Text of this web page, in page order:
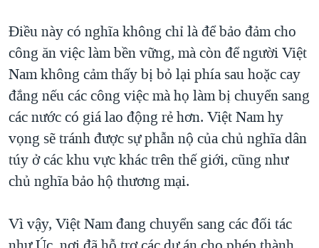
Điều này có nghĩa không chỉ là để bảo đảm cho
công ăn việc làm bền vững, mà còn để người Việt
Nam không cảm thấy bị bỏ lại phía sau hoặc cay
đắng nếu các công việc mà họ làm bị chuyển sang
các nước có giá lao động rẻ hơn. Việt Nam hy
vọng sẽ tránh được sự phẫn nộ của chủ nghĩa dân
túy ở các khu vực khác trên thế giới, cũng như
chủ nghĩa bảo hộ thương mại.
Vì vậy, Việt Nam đang chuyển sang các đối tác